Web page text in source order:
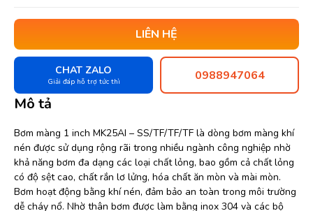
LIÊN HỆ
CHAT ZALO
Giải đáp hỗ trợ tức thì 0988947064
Mô tả
Bơm màng 1 inch MK25AI – SS/TF/TF/TF là dòng bơm màng khí
nén được sử dụng rộng rãi trong nhiều ngành công nghiệp nhờ
khả năng bơm đa dạng các loại chất lỏng, bao gồm cả chất lỏng
có độ sệt cao, chất rắn lơ lửng, hóa chất ăn mòn và mài mòn.
Bơm hoạt động bằng khí nén, đảm bảo an toàn trong môi trường
dễ cháy nổ. Nhờ thân bơm được làm bằng inox 304 và các bộ